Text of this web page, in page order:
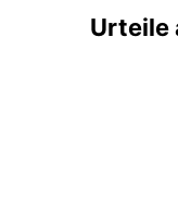
Urteile